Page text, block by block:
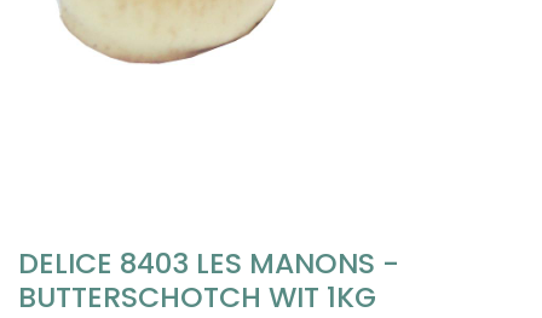
DELICE 8403 LES MANONS -
BUTTERSCHOTCH WIT 1KG